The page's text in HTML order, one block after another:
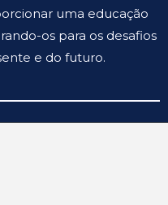
uma educação
os para os desafios
e do futuro.